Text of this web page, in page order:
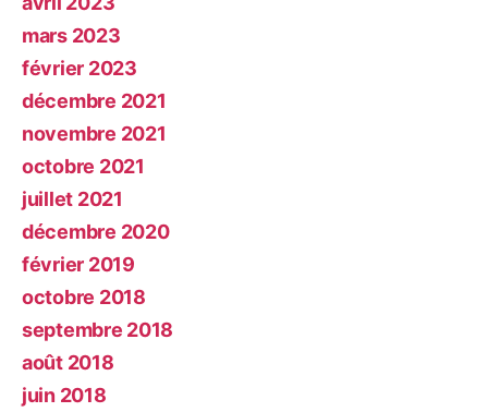
mars 2023
février 2023
décembre 2021
novembre 2021
octobre 2021
juillet 2021
décembre 2020
février 2019
octobre 2018
septembre 2018
août 2018
juin 2018